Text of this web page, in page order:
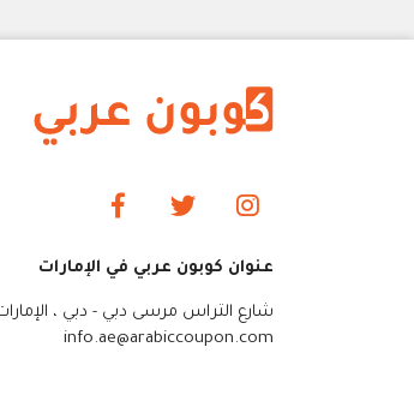
عنوان كوبون عربي في الإمارات
شارع التراس مرسى دبي - دبي ،
info.ae@arabiccoupon.com